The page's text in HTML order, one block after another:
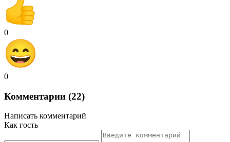
0
0
Комментарии (22)
Написать комментарий
Как гость